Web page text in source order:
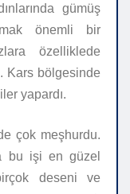
gümüş
önemli bir
özelliklede
Kars bölgesinde
yapardı.
çok meşhurdu.
bu işi en güzel
deseni ve